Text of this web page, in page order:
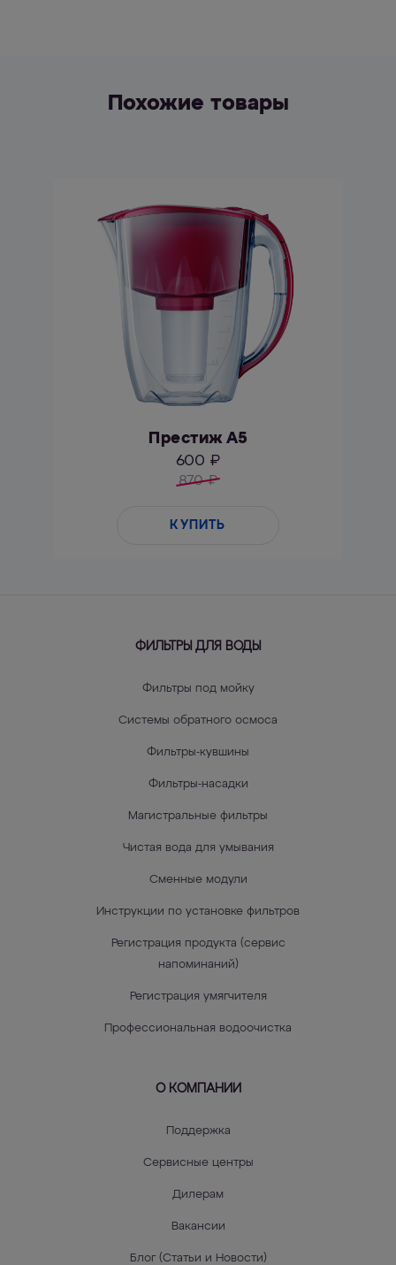
Похожие товары
Престиж А5
600 ₽
870 ₽
КУПИТЬ
ФИЛЬТРЫ ДЛЯ ВОДЫ
Фильтры под мойку
Системы обратного осмоса
Фильтры-кувшины
Фильтры-насадки
Магистральные фильтры
Чистая вода для умывания
Сменные модули
Инструкции по установке фильтров
Регистрация продукта (сервис
напоминаний)
Регистрация умягчителя
Профессиональная водоочистка
О КОМПАНИИ
Поддержка
Сервисные центры
Дилерам
Вакансии
Блог (Статьи и Новости)